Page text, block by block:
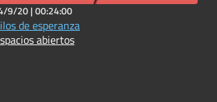
9/20 |00:24:00
de esperanza
abiertos